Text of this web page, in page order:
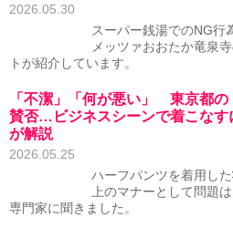
2026.05.30
スーパー銭湯でのNG行
メッツァおおたか竜泉
トが紹介しています。
「不潔」「何が悪い」 東京都の
賛否…ビジネスシーンで着こな
が解説
2026.05.25
ハーフパンツを着用し
上のマナーとして問題
専門家に聞きました。